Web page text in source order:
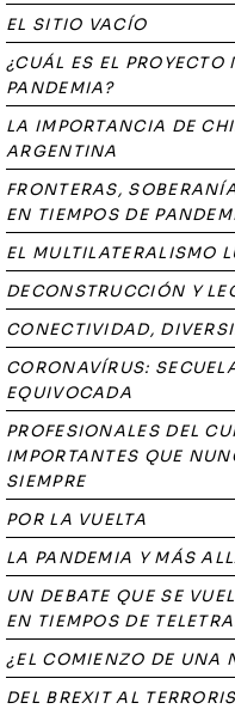
EL SITIO VACÍO
¿CUÁL ES EL
PANDEMIA?
LA IMPORTANCIA DE
ARGENTINA
FRONTERAS,
EN TIEMPOS DE
EL MULTILATERALISMO
DECONSTRUCCIÓN Y
CONECTIVIDAD,
CORONAVÍRUS:
EQUIVOCADA
PROFESIONALES DEL
IMPORTANTES QUE
SIEMPRE
POR LA VUELTA
LA PANDEMIA Y MÁS
UN DEBATE QUE SE
EN TIEMPOS DE
¿EL COMIENZO DE UNA
DEL BREXIT AL